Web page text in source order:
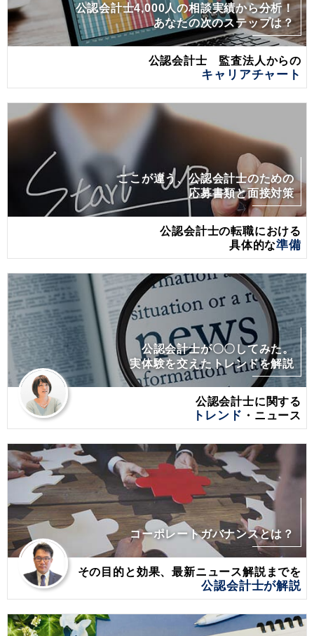
公認会計士4,000人の相談実績から分析！
あなたの次のステップは？
公認会計士 監査法人からの
キャリアチャート
ここが違う、公認会計士のための
応募書類と面接対策
公認会計士の転職における
具体的な準備
公認会計士が〇〇してみた。
実体験を交えたトレンドを解説
公認会計士に関する
トレンド ・ニュース
コーポレートガバナンスとは？
その目的と効果、最新ニュース解説までを
公認会計士が解説